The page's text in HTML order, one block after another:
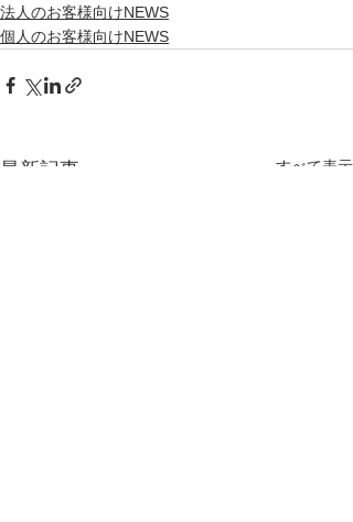
法人のお客様向けNEWS
個人のお客様向けNEWS
最新記事 すべて表示